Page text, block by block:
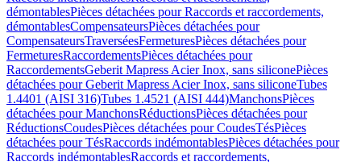
démontablesPièces détachées pour Raccords et raccordements,
démontablesCompensateursPièces détachées pour
CompensateursTraverséesFermeturesPièces détachées pour
FermeturesRaccordementsPièces détachées pour
RaccordementsGeberit Mapress Acier Inox, sans siliconePièces
détachées pour Geberit Mapress Acier Inox, sans siliconeTubes
1.4401 (AISI 316)Tubes 1.4521 (AISI 444)ManchonsPièces
détachées pour ManchonsRéductionsPièces détachées pour
RéductionsCoudesPièces détachées pour CoudesTésPièces
détachées pour TésRaccords indémontablesPièces détachées pour
Raccords indémontablesRaccords et raccordements,